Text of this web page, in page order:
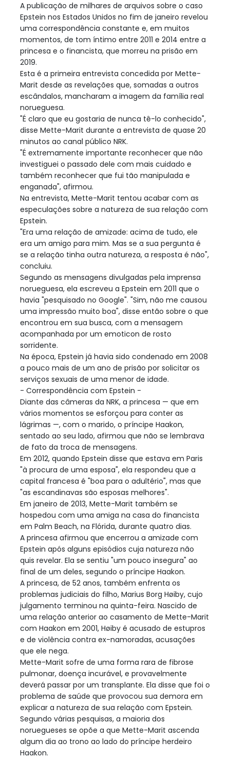
A publicação de milhares de arquivos sobre o caso
Epstein nos Estados Unidos no fim de janeiro revelou
uma correspondência constante e, em muitos
momentos, de tom íntimo entre 2011 e 2014 entre a
princesa e o financista, que morreu na prisão em
2019.
Esta é a primeira entrevista concedida por Mette-
Marit desde as revelações que, somadas a outros
escândalos, mancharam a imagem da família real
norueguesa.
"É claro que eu gostaria de nunca tê-lo conhecido",
disse Mette-Marit durante a entrevista de quase 20
minutos ao canal público NRK.
"É extremamente importante reconhecer que não
investiguei o passado dele com mais cuidado e
também reconhecer que fui tão manipulada e
enganada", afirmou.
Na entrevista, Mette-Marit tentou acabar com as
especulações sobre a natureza de sua relação com
Epstein.
"Era uma relação de amizade: acima de tudo, ele
era um amigo para mim. Mas se a sua pergunta é
se a relação tinha outra natureza, a resposta é não",
concluiu.
Segundo as mensagens divulgadas pela imprensa
norueguesa, ela escreveu a Epstein em 2011 que o
havia "pesquisado no Google". "Sim, não me causou
uma impressão muito boa", disse então sobre o que
encontrou em sua busca, com a mensagem
acompanhada por um emoticon de rosto
sorridente.
Na época, Epstein já havia sido condenado em 2008
a pouco mais de um ano de prisão por solicitar os
serviços sexuais de uma menor de idade.
- Correspondência com Epstein -
Diante das câmeras da NRK, a princesa — que em
vários momentos se esforçou para conter as
lágrimas —, com o marido, o príncipe Haakon,
sentado ao seu lado, afirmou que não se lembrava
de fato da troca de mensagens.
Em 2012, quando Epstein disse que estava em Paris
"à procura de uma esposa", ela respondeu que a
capital francesa é "boa para o adultério", mas que
"as escandinavas são esposas melhores".
Em janeiro de 2013, Mette-Marit também se
hospedou com uma amiga na casa do financista
em Palm Beach, na Flórida, durante quatro dias.
A princesa afirmou que encerrou a amizade com
Epstein após alguns episódios cuja natureza não
quis revelar. Ela se sentiu "um pouco insegura" ao
final de um deles, segundo o príncipe Haakon.
A princesa, de 52 anos, também enfrenta os
problemas judiciais do filho, Marius Borg Høiby, cujo
julgamento terminou na quinta-feira. Nascido de
uma relação anterior ao casamento de Mette-Marit
com Haakon em 2001, Høiby é acusado de estupros
e de violência contra ex-namoradas, acusações
que ele nega.
Mette-Marit sofre de uma forma rara de fibrose
pulmonar, doença incurável, e provavelmente
deverá passar por um transplante. Ela disse que foi o
problema de saúde que provocou sua demora em
explicar a natureza de sua relação com Epstein.
Segundo várias pesquisas, a maioria dos
noruegueses se opõe a que Mette-Marit ascenda
algum dia ao trono ao lado do príncipe herdeiro
Haakon.